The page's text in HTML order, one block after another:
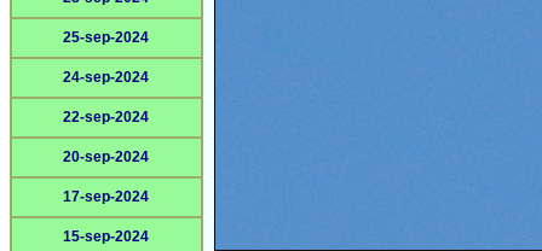
25-sep-2024
24-sep-2024
22-sep-2024
20-sep-2024
17-sep-2024
15-sep-2024